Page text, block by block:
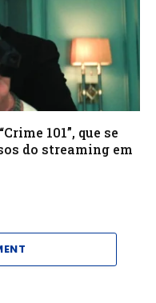
101”, que se
do streaming em